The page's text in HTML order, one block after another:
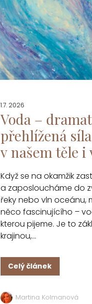
1.7. 2026
Voda –
přehlížená
v našem těle i
Když se na okamžik
a zaposloucháme do
řeky nebo vln oceánu,
něco fascinujícího –
kterou pijeme. Je to
krajinou,...
Celý článek
Martina Kolmanová